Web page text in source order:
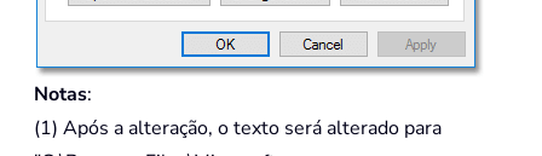
Notas:
(1) Após a alteração, o texto será alterado para